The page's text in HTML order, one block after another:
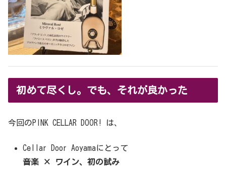
初めて尽くし。でも、それが良かった
今回のPINK CELLAR DOOR! は、
Cellar Door Aoyamaにとって
音楽 × ワイン、初の試み